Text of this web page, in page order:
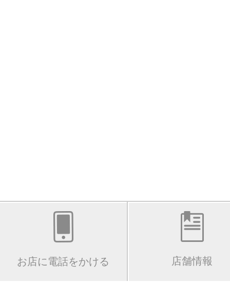
お店に電話をかける 店舗情報